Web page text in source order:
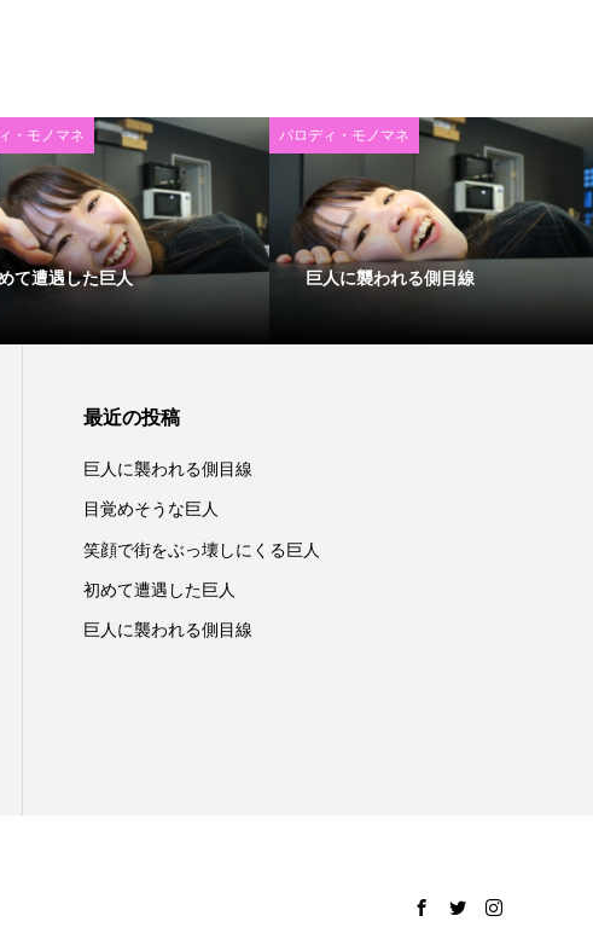
・モノマネ
て遭遇した巨人
パロディ・モノマネ
巨人に襲われる側目線
最近の投稿
巨人に襲われる側目線
目覚めそうな巨人
笑顔で街をぶっ壊しにくる巨人
初めて遭遇した巨人
巨人に襲われる側目線